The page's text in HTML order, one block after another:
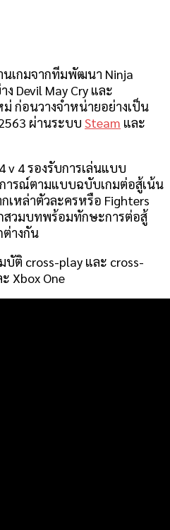
นเกมจากทีมพัฒนา Ninja
Devil May Cry และ
ก่อนวางจำหน่ายอย่างเป็น
ผ่านระบบ Steam และ
v 4 รองรับการเล่นแบบ
ารณ์ตามแบบฉบับเกมต่อสู้เน้น
เหล่าตัวละครหรือ Fighters
สวมบทพร้อมทักษะการต่อสู้
างกัน
บัติ cross-play และ cross-
Xbox One